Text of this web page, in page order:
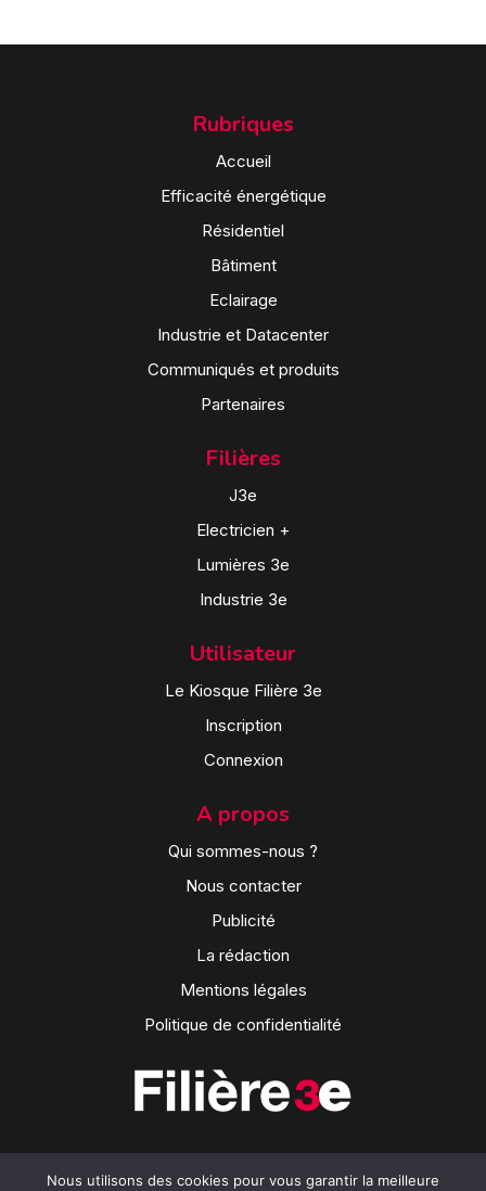
Rubriques
Accueil
Efficacité énergétique
Résidentiel
Bâtiment
Eclairage
Industrie et Datacenter
Communiqués et produits
Partenaires
Filières
J3e
Electricien +
Lumières 3e
Industrie 3e
Utilisateur
Le Kiosque Filière 3e
Inscription
Connexion
A propos
Qui sommes-nous ?
Nous contacter
Publicité
La rédaction
Mentions légales
Politique de confidentialité
Nous utilisons des cookies pour vous garantir la meilleure